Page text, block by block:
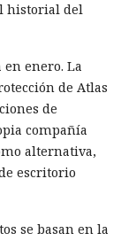
historial del
enero. La
de Atlas
de
compañía
alternativa,
escritorio
se basan en la
complejas,
nueva versión
librarlos
de Next.js
el consumo
y, además,